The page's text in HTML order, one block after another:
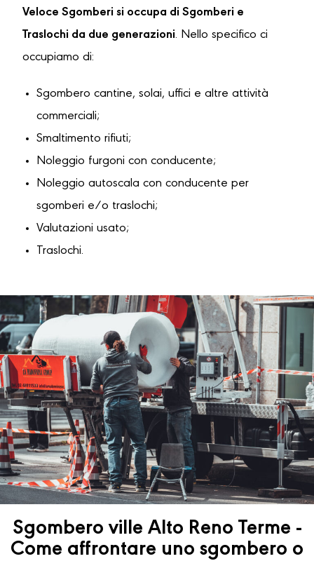
Veloce Sgomberi si occupa di Sgomberi e
Traslochi da due generazioni. Nello specifico ci
occupiamo di:
Sgombero cantine, solai, uffici e altre attività
commerciali;
Smaltimento rifiuti;
Noleggio furgoni con conducente;
Noleggio autoscala con conducente per
sgomberi e/o traslochi;
Valutazioni usato;
Traslochi.
Sgombero ville Alto Reno Terme -
Come affrontare uno sgombero o